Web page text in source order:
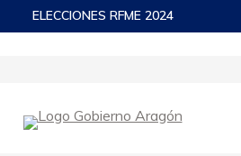
ELECCIONES RFME 2024